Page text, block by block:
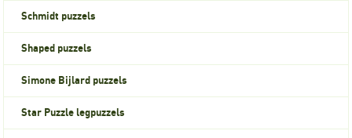
Schmidt puzzels
Shaped puzzels
Simone Bijlard puzzels
Star Puzzle legpuzzels